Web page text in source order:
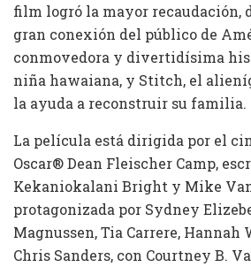
film logró la mayor recaudación,
gran conexión del público de
conmovedora y divertidísima
niña hawaiana, y Stitch, el
la ayuda a reconstruir su familia.
La película está dirigida por el
Oscar® Dean Fleischer Camp,
Kekaniokalani Bright y Mike
protagonizada por Sydney
Magnussen, Tia Carrere, Hannah
Chris Sanders, con Courtney B.